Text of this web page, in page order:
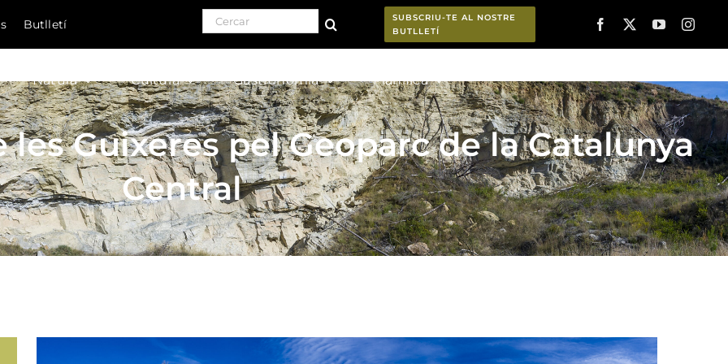
Butlletí Search for:
SUBSCRIU-TE AL NOSTRE
BUTLLETÍ
Natura Cultura Gastronomia Planifica
Guixeres pel Geoparc de la Catalunya
Central